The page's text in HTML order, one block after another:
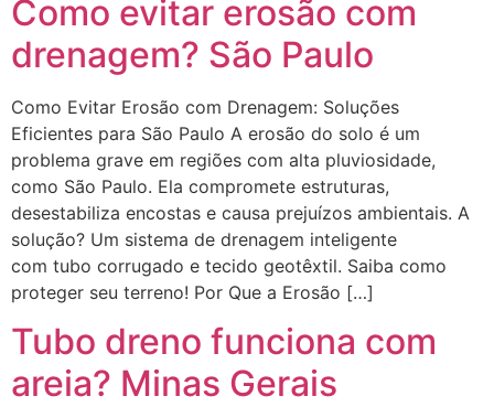
Como evitar erosão com
drenagem? São Paulo
Como Evitar Erosão com Drenagem: Soluções
Eficientes para São Paulo A erosão do solo é um
problema grave em regiões com alta pluviosidade,
como São Paulo. Ela compromete estruturas,
desestabiliza encostas e causa prejuízos ambientais. A
solução? Um sistema de drenagem inteligente
com tubo corrugado e tecido geotêxtil. Saiba como
proteger seu terreno! Por Que a Erosão […]
Tubo dreno funciona com
areia? Minas Gerais